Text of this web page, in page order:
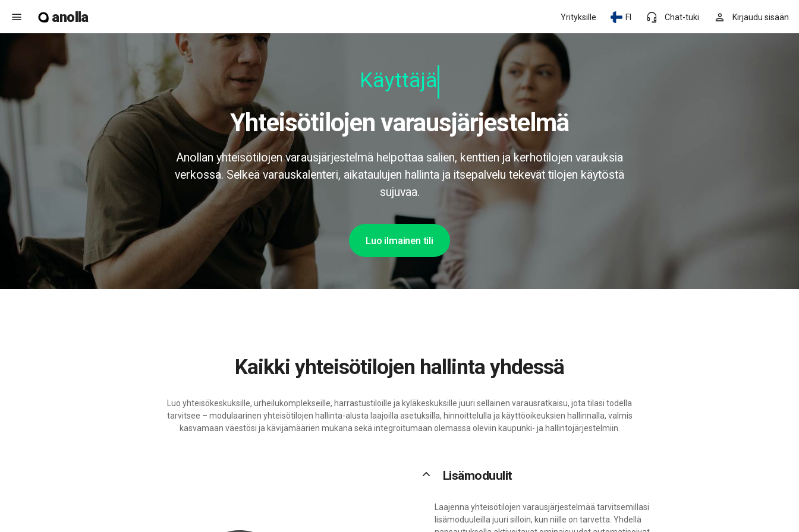
menu anolla person Kirjaudu sisään
headset_mic Chat-tuki
FI
Yrityksille
Käyttäjäystä
Yhteisötilojen varausjärjestelmä
Anollan yhteisötilojen varausjärjestelmä helpottaa salien, kenttien ja kerhotilojen varauksia
verkossa. Selkeä varauskalenteri, aikataulujen hallinta ja itsepalvelu tekevät tilojen käytöstä
sujuvaa.
Luo ilmainen tili
Kaikki yhteisötilojen hallinta yhdessä
Luo yhteisökeskuksille, urheilukomplekseille, harrastustiloille ja kyläkeskuksille juuri sellainen varausratkaisu, jota tilasi todella
tarvitsee – modulaarinen yhteisötilojen hallinta-alusta laajoilla asetuksilla, hinnoittelulla ja käyttöoikeuksien hallinnalla, valmis
kasvamaan väestösi ja kävijämäärien mukana sekä integroitumaan olemassa oleviin kaupunki- ja hallintojärjestelmiin.
keyboard_arrow_up Lisämoduulit
Laajenna yhteisötilojen varausjärjestelmää tarvitsemillasi
lisämoduuleilla juuri silloin, kun niille on tarvetta. Yhdellä